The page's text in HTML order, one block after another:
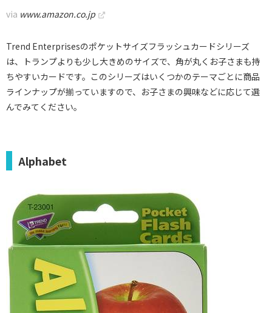
via www.amazon.co.jp
Trend Enterprisesのポケットサイズフラッシュカードシリーズ
は、トランプよりも少し大きめのサイズで、角が丸くお子さまも持
ちやすいカードです。このシリーズはいくつかのテーマごとに商品
ラインナップが揃っていますので、お子さまの興味などに応じて選
んでみてください。
Alphabet